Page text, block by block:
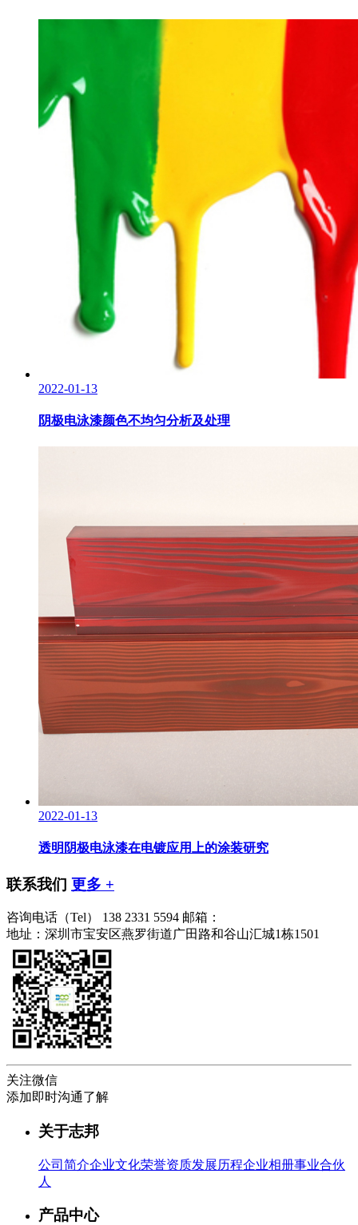
2022-01-13
阴极电泳漆颜色不均匀分析及处理
2022-01-13
透明阴极电泳漆在电镀应用上的涂装研究
联系我们 更多 +
咨询电话（Tel） 138 2331 5594 邮箱：
地址：深圳市宝安区燕罗街道广田路和谷山汇城1栋1501
关注微信
添加即时沟通了解
关于志邦
公司简介企业文化荣誉资质发展历程企业相册事业合伙
人
产品中心